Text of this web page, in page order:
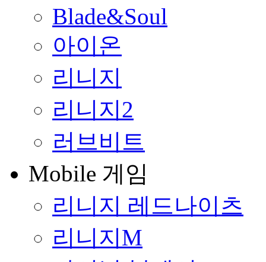
Blade&Soul
아이온
리니지
리니지2
러브비트
Mobile 게임
리니지 레드나이츠
리니지M